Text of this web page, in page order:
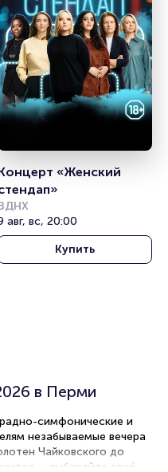
«Женский
авг, вс, 20:00
Купить
в Перми
симфонические и
незабываемые вечера
Чайковского до
— выбирайте своё